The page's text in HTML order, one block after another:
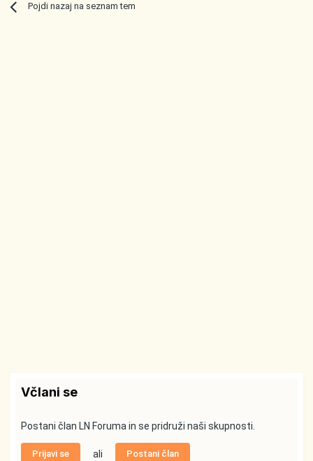
Pojdi nazaj na seznam tem
Včlani se
Postani član LN Foruma in se pridruži naši skupnosti.
Prijavi se ali Postani član